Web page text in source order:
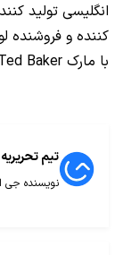
کننده و فروشنده
با مارک Ted Baker تولید کنند.
تیم
نویسنده جی